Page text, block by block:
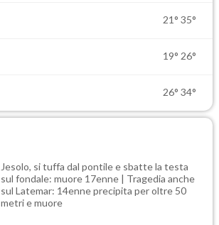
21° 35°
19° 26°
26° 34°
Jesolo, si tuffa dal pontile e sbatte la testa
sul fondale: muore 17enne | Tragedia anche
sul Latemar: 14enne precipita per oltre 50
metri e muore